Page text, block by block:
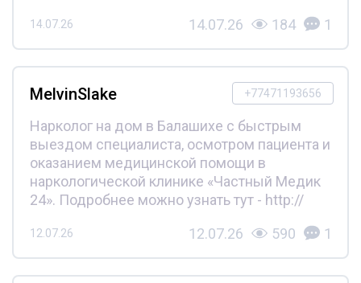
14.07.26 14.07.26 184 1
+77471193656
MelvinSlake
Нарколог на дом в Балашихе с быстрым
выездом специалиста, осмотром пациента и
оказанием медицинской помощи в
наркологической клинике «Частный Медик
24». Подробнее можно узнать тут - http://
12.07.26 12.07.26 590 1